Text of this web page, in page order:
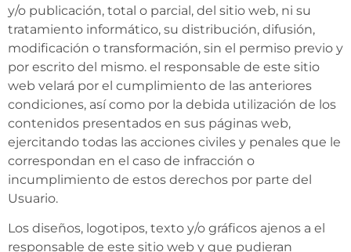
y/o publicación, total o parcial, del sitio web, ni su
tratamiento informático, su distribución, difusión,
modificación o transformación, sin el permiso previo y
por escrito del mismo. el responsable de este sitio
web velará por el cumplimiento de las anteriores
condiciones, así como por la debida utilización de los
contenidos presentados en sus páginas web,
ejercitando todas las acciones civiles y penales que le
correspondan en el caso de infracción o
incumplimiento de estos derechos por parte del
Usuario.
Los diseños, logotipos, texto y/o gráficos ajenos a el
responsable de este sitio web y que pudieran